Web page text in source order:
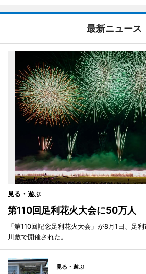
最新ニュース
見る・遊ぶ
第110回足利花火大会に50万人
「第110回記念足利花火大会」が8月1日、足
川敷で開催された。
見る・遊ぶ